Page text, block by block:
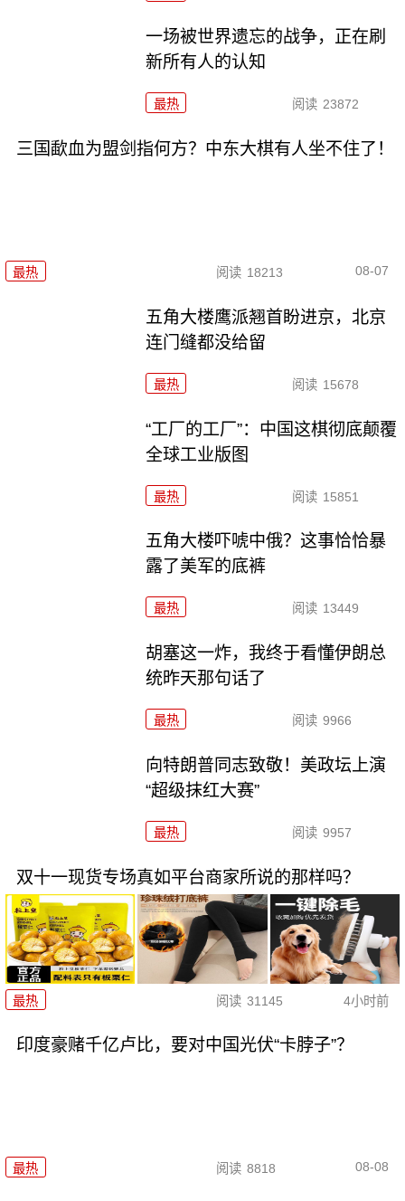
一场被世界遗忘的战争，正在刷
新所有人的认知
最热 阅读 23872
三国歃血为盟剑指何方？中东大棋有人坐不住了！
最热 阅读 18213 08-07
五角大楼鹰派翘首盼进京，北京
连门缝都没给留
最热 阅读 15678
“工厂的工厂”：中国这棋彻底颠覆
全球工业版图
最热 阅读 15851
五角大楼吓唬中俄？这事恰恰暴
露了美军的底裤
最热 阅读 13449
胡塞这一炸，我终于看懂伊朗总
统昨天那句话了
最热 阅读 9966
向特朗普同志致敬！美政坛上演
“超级抹红大赛”
最热 阅读 9957
双十一现货专场真如平台商家所说的那样吗？
最热 阅读 31145 4小时前
印度豪赌千亿卢比，要对中国光伏“卡脖子”？
最热 阅读 8818 08-08